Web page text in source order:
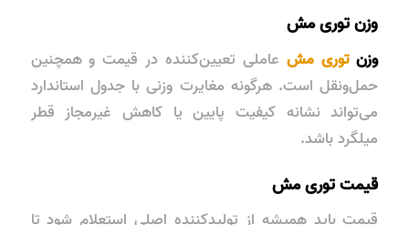
وزن توری مش
وزنتوری مش عاملی تعیین‌کننده در قیمت و همچنین
حمل‌ونقل است. هرگونه مغایرت وزنی با جدول استاندارد
می‌تواند نشانه کیفیت پایین یاکاهش غیرمجازقطر
میلگرد باشد.
قیمت توری مش